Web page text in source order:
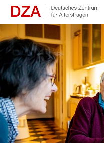
Springe zum Hauptinhalt